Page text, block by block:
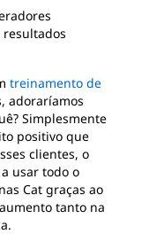
treinamento de
adoraríamos
Simplesmente
positivo que
clientes, o
usar todo o
Cat graças ao
tanto na